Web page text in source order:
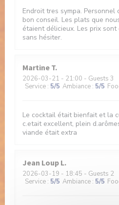
Endroit tres sympa.
bon conseil. Les plats que
étaient délicieux. Les prix
sans hésiter.
Martine T
2026-03-21 - 21:00 - Guests 3
Service : 5/5 Ambiance : 5/5
Le cocktail était bienfait et la
c.etait excellent, plein
viande était extra
Jean Loup L
2026-03-19 - 18:45 - Guests 2
Service : 5/5 Ambiance : 5/5